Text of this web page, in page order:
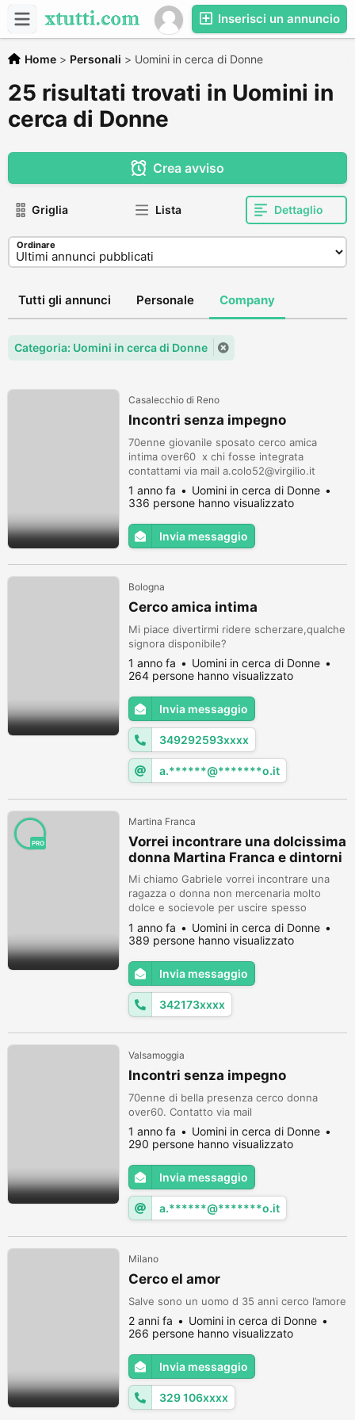
Inserisci un annuncio
Home > Personali > Uomini in cerca di Donne
25 risultati trovati in Uomini in
cerca di Donne
Crea avviso
Griglia Lista Dettaglio
Ordinare
Tutti gli annunci Personale Company
Categoria: Uomini in cerca di Donne
Casalecchio di Reno
Incontri senza impegno
70enne giovanile sposato cerco amica
intima over60 x chi fosse integrata
contattami via mail a.colo52@virgilio.it
1 anno fa
Uomini in cerca di Donne
336 persone hanno visualizzato
Invia messaggio
Bologna
Cerco amica intima
Mi piace divertirmi ridere scherzare,qualche
signora disponibile?
1 anno fa
Uomini in cerca di Donne
264 persone hanno visualizzato
Invia messaggio
349292593xxxx
a.******@*******o.it
PRO
Martina Franca
Vorrei incontrare una dolcissima
donna Martina Franca e dintorni
Mi chiamo Gabriele vorrei incontrare una
ragazza o donna non mercenaria molto
dolce e socievole per uscire spesso
insieme istaurare un rapporto duraturo
basato principalmente sulle coccole se ci
sei scrivimi tramite whatsapp ti aspetto
3421732095
1 anno fa
Uomini in cerca di Donne
389 persone hanno visualizzato
Invia messaggio
342173xxxx
Valsamoggia
Incontri senza impegno
70enne di bella presenza cerco donna
over60. Contatto via mail
1 anno fa
Uomini in cerca di Donne
290 persone hanno visualizzato
Invia messaggio
a.******@*******o.it
Milano
Cerco el amor
Salve sono un uomo d 35 anni cerco l’amore
2 anni fa
Uomini in cerca di Donne
266 persone hanno visualizzato
Invia messaggio
329 106xxxx